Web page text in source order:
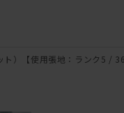
）【使用張地：ランク5 /